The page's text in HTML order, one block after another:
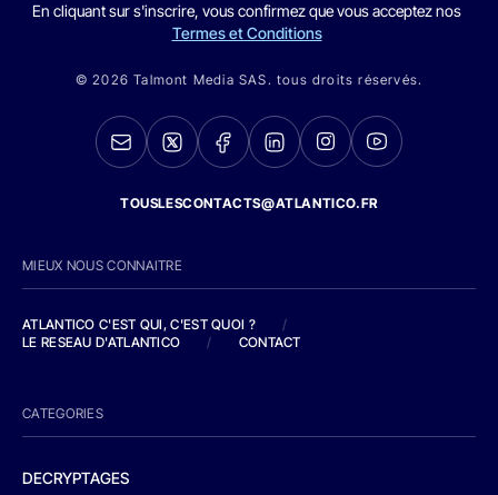
En cliquant sur s'inscrire, vous confirmez que vous acceptez nos
Termes et Conditions
© 2026 Talmont Media SAS. tous droits réservés.
TOUSLESCONTACTS@ATLANTICO.FR
MIEUX NOUS CONNAITRE
ATLANTICO C'EST QUI, C'EST QUOI ?
/
LE RESEAU D'ATLANTICO
/ CONTACT
CATEGORIES
DECRYPTAGES